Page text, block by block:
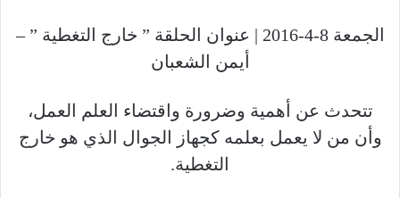
الجمعة 8-4-2016 | عنوان الحلقة ” خارج التغطية ” –
أيمن الشعبان
تتحدث عن أهمية وضرورة واقتضاء العلم العمل،
وأن من لا يعمل بعلمه كجهاز الجوال الذي هو خارج
التغطية.